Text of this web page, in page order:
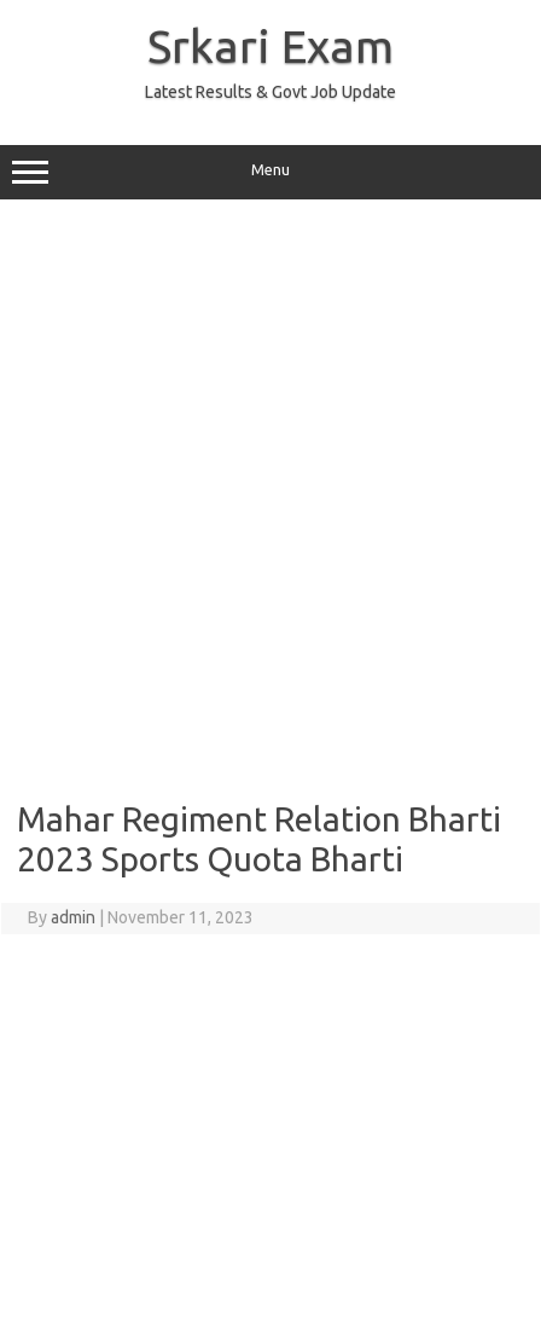
Srkari Exam
Latest Results & Govt Job Update
Menu
Mahar Regiment Relation Bharti
2023 Sports Quota Bharti
Byadmin November 11, 2023